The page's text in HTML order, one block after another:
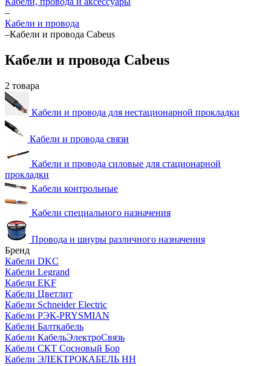
–
Кабели и провода
–Кабели и провода Cabeus
Кабели и провода Cabeus
2 товара
Кабели и провода для нестационарной прокладки
Кабели и провода связи
Кабели и провода силовые для стационарной
прокладки
Кабели контрольные
Кабели специального назначения
Провода и шнуры различного назначения
Бренд
Кабели DKC
Кабели Legrand
Кабели EKF
Кабели Цветлит
Кабели Schneider Electric
Кабели РЭК-PRYSMIAN
Кабели Балткабель
Кабели КабельЭлектроСвязь
Кабели СКТ Сосновый Бор
Кабели ЭЛЕКТРОКАБЕЛЬ НН